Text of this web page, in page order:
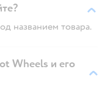
названием товара.
Wheels и его